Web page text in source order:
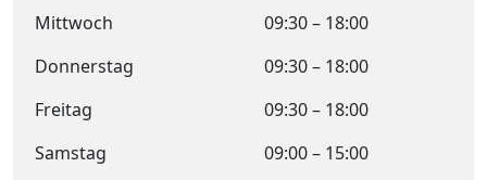
Mittwoch
09:30 – 18:00
Donnerstag
09:30 – 18:00
Freitag
09:30 – 18:00
Samstag
09:00 – 15:00